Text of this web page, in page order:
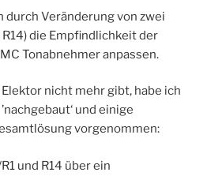
durch Veränderung von zwei
die Empfindlichkeit der
Tonabnehmer anpassen.
nicht mehr gibt, habe ich
und einige
vorgenommen:
und R14 über ein